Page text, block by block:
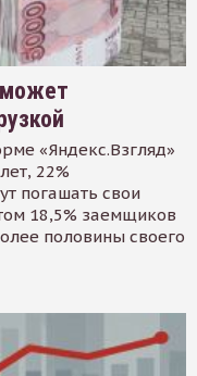
«Яндекс.Взгляд»
22%
погашать свои
18,5% заемщиков
половины своего